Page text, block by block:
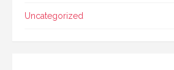
Uncategorized